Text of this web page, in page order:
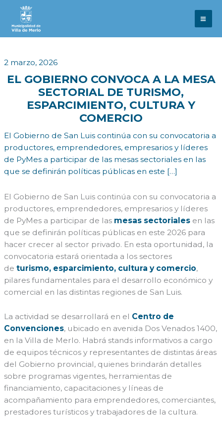
contenido
2 marzo, 2026
EL GOBIERNO CONVOCA A LA MESA
SECTORIAL DE TURISMO,
ESPARCIMIENTO, CULTURA Y
COMERCIO
El Gobierno de San Luis continúa con su convocatoria a
productores, emprendedores, empresarios y líderes
de PyMes a participar de las mesas sectoriales en las
que se definirán políticas públicas en este […]
El Gobierno de San Luis continúa con su convocatoria a
productores, emprendedores, empresarios y líderes
de PyMes a participar de las mesas sectoriales en las
que se definirán políticas públicas en este 2026 para
hacer crecer al sector privado. En esta oportunidad, la
convocatoria estará orientada a los sectores
deturismo, esparcimiento, cultura y comercio,
pilares fundamentales para el desarrollo económico y
comercial en las distintas regiones de San Luis.
La actividad se desarrollará en el Centro de
Convenciones, ubicado en avenida Dos Venados 1400,
en la Villa de Merlo. Habrá stands informativos a cargo
de equipos técnicos y representantes de distintas áreas
del Gobierno provincial, quienes brindarán detalles
sobre programas vigentes, herramientas de
financiamiento, capacitaciones y líneas de
acompañamiento para emprendedores, comerciantes,
prestadores turísticos y trabajadores de la cultura.